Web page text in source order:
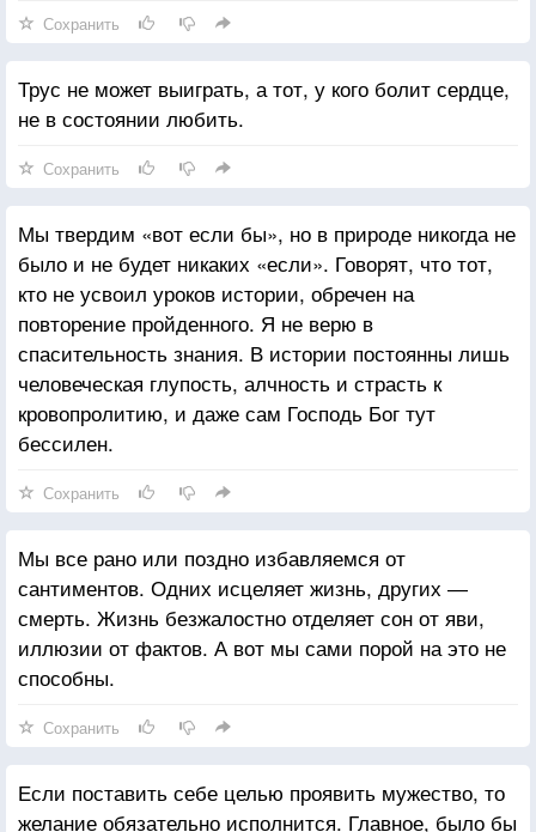
Сохранить
Трус не может выиграть, а тот, у кого болит сердце,
не в состоянии любить.
Сохранить
Мы твердим «вот если бы», но в природе никогда не
было и не будет никаких «если». Говорят, что тот,
кто не усвоил уроков истории, обречен на
повторение пройденного. Я не верю в
спасительность знания. В истории постоянны лишь
человеческая глупость, алчность и страсть к
кровопролитию, и даже сам Господь Бог тут
бессилен.
Сохранить
Мы все рано или поздно избавляемся от
сантиментов. Одних исцеляет жизнь, других ―
смерть. Жизнь безжалостно отделяет сон от яви,
иллюзии от фактов. А вот мы сами порой на это не
способны.
Сохранить
Если поставить себе целью проявить мужество, то
желание обязательно исполнится. Главное, было бы